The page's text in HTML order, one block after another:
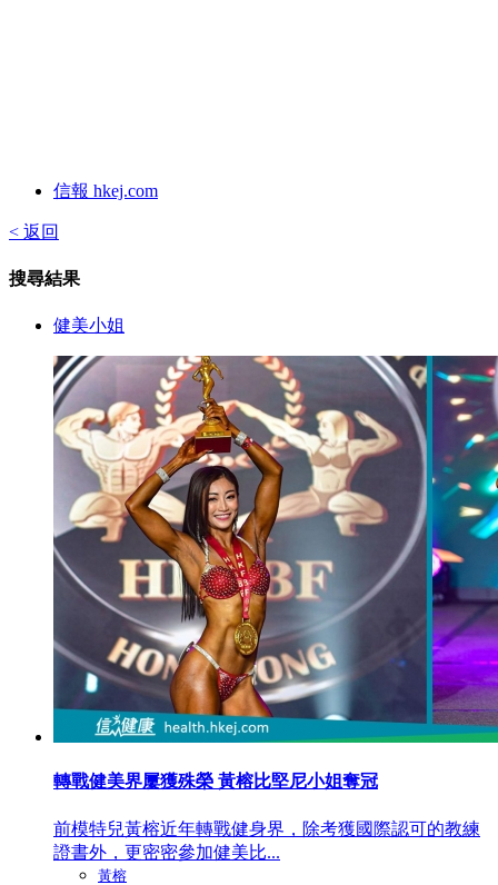
信報 hkej.com
< 返回
搜尋結果
健美小姐
轉戰健美界屢獲殊榮 黃榕比堅尼小姐奪冠
前模特兒黃榕近年轉戰健身界，除考獲國際認可的教練
證書外，更密密參加健美比...
黃榕